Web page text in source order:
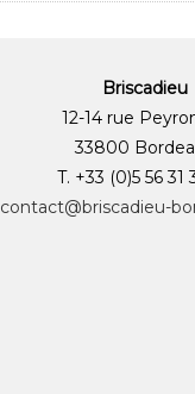
Briscadieu
12-14 rue
33800
T. +33 (0)5 56 31
contact@briscadieu-